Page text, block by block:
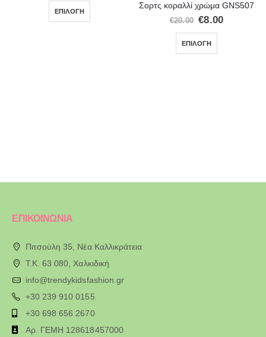
ΕΠΙΛΟΓΉ
Σορτς κοραλλί χρώμα GNS507
€20.00 €8.00
ΕΠΙΛΟΓΉ
ΕΠΙΚΟΙΝΩΝΙΑ
Πιτσούλη 35, Νέα Καλλικράτεια
T.K. 63 080, Χαλκιδική
info@trendykidsfashion.gr
+30 239 910 0155
+30 698 656 2670
Αρ. ΓΕΜΗ 128618457000